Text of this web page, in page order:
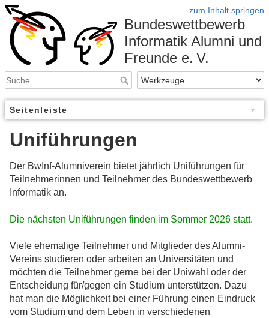
zum Inhalt springen
Bundeswettbewerb
Informatik Alumni und
Freunde e. V.
Seitenleiste
Uniführungen
Der BwInf-Alumniverein bietet jährlich Uniführungen für
Teilnehmerinnen und Teilnehmer des Bundeswettbewerb
Informatik an.
Die nächsten Uniführungen finden im Sommer 2026 statt.
Viele ehemalige Teilnehmer und Mitglieder des Alumni-
Vereins studieren oder arbeiten an Universitäten und
möchten die Teilnehmer gerne bei der Uniwahl oder der
Entscheidung für/gegen ein Studium unterstützen. Dazu
hat man die Möglichkeit bei einer Führung einen Eindruck
vom Studium und dem Leben in verschiedenen